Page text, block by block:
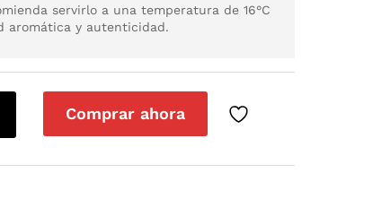
servirlo a una temperatura de 16°C
aromática y autenticidad.
Comprar ahora